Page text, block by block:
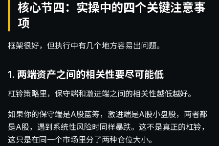
核心节四：实操中的四个关键注意事
项
框架很好，但执行中有几个地方容易出问题。
1. 两端资产之间的相关性要尽可能低
杠铃策略里，保守端和激进端之间的相关性越低越好。
如果你的保守端是A股蓝筹，激进端是A股小盘股，两者都
是A股，遇到系统性风险时同样暴跌。这不是真正的杠铃，
这只是在同一个市场里分了两种仓位大小。